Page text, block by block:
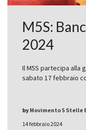
M5S:
2024
Il M5S partecipa alla
sabato 17 febbraio
14 febbraio 2024
by Movimento 5 Stelle